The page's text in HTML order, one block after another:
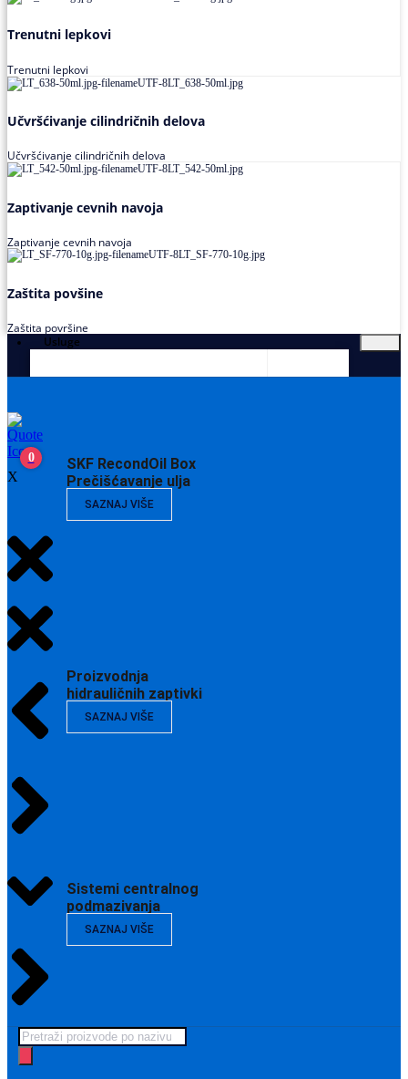
Trenutni lepkovi
Trenutni lepkovi
Učvršćivanje cilindričnih delova
Učvršćivanje cilindričnih delova
Zaptivanje cevnih navoja
Zaptivanje cevnih navoja
Zaštita povšine
Zaštita površine
Usluge
SKF RecondOil Box
Prečišćavanje ulja
SAZNAJ VIŠE
Proizvodnja
hidrauličnih zaptivki
SAZNAJ VIŠE
Sistemi centralnog
podmazivanja
SAZNAJ VIŠE
0
X
Products
search